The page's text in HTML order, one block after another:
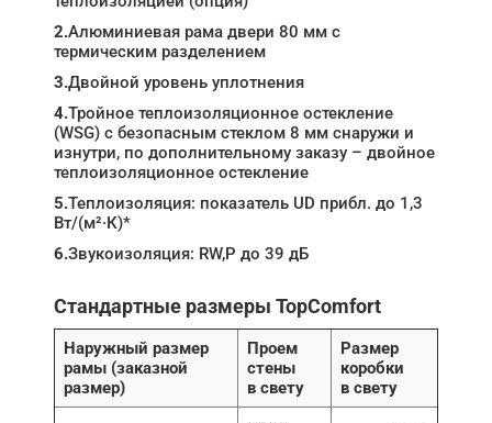
2.Алюминиевая рама двери 80 мм с
термическим разделением
3.Двойной уровень уплотнения
4.Тройное теплоизоляционное остекление
(WSG) с безопасным стеклом 8 мм снаружи и
изнутри, по дополнительному заказу – двойное
теплоизоляционное остекление
5.Теплоизоляция: показатель UD прибл. до 1,3
Вт/(м²·К)*
6.Звукоизоляция: RW,P до 39 дБ
Стандартные размеры TopComfort
Наружный размер
рамы (заказной
размер)
Проем
стены
в свету
Размер
коробки
в свету